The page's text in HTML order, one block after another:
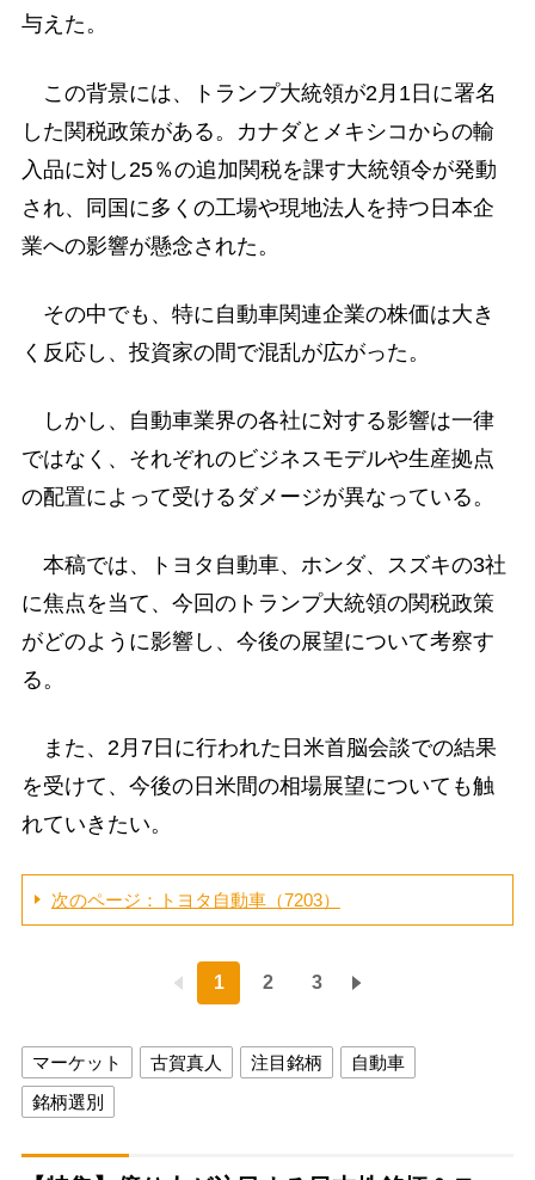
与えた。
この背景には、トランプ大統領が2月1日に署名
した関税政策がある。カナダとメキシコからの輸
入品に対し25％の追加関税を課す大統領令が発動
され、同国に多くの工場や現地法人を持つ日本企
業への影響が懸念された。
その中でも、特に自動車関連企業の株価は大き
く反応し、投資家の間で混乱が広がった。
しかし、自動車業界の各社に対する影響は一律
ではなく、それぞれのビジネスモデルや生産拠点
の配置によって受けるダメージが異なっている。
本稿では、トヨタ自動車、ホンダ、スズキの3社
に焦点を当て、今回のトランプ大統領の関税政策
がどのように影響し、今後の展望について考察す
る。
また、2月7日に行われた日米首脳会談での結果
を受けて、今後の日米間の相場展望についても触
れていきたい。
次のページ：トヨタ自動車（7203）
1 2 3
マーケット 古賀真人 注目銘柄
自動車
銘柄選別